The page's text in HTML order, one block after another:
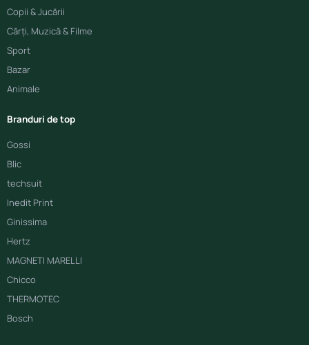
Copii & Jucării
Cărți, Muzică & Filme
Sport
Bazar
Animale
Branduri de top
Gossi
Blic
techsuit
Inedit Print
Ginissima
Hertz
MAGNETI MARELLI
Chicco
THERMOTEC
Bosch